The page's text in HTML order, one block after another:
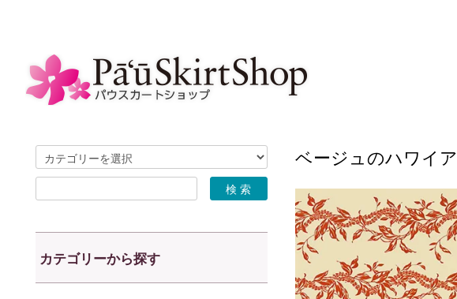
ベージュのハワイ
カテゴリーから探す